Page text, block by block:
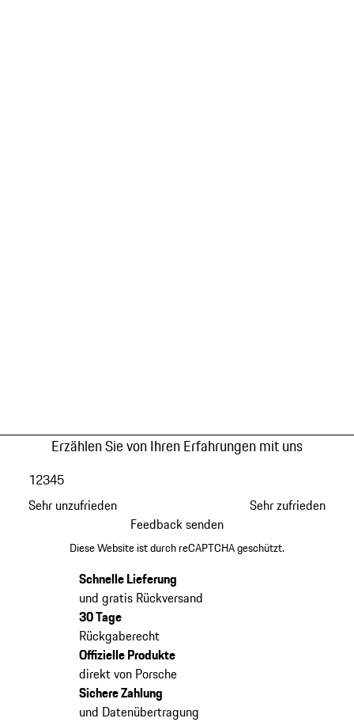
Erzählen Sie von Ihren Erfahrungen mit uns
Sehr unzufrieden
12345
Sehr zufrieden
Feedback senden
Diese Website ist durch reCAPTCHA geschützt.
Schnelle Lieferung
und gratis Rückversand
30 Tage
Rückgaberecht
Offizielle Produkte
direkt von Porsche
Sichere Zahlung
und Datenübertragung